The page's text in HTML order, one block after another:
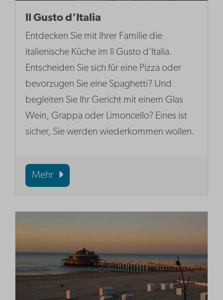
Il Gusto d'Italia
Entdecken Sie mit Ihrer Familie die
italienische Küche im Il Gusto d'Italia.
Entscheiden Sie sich für eine Pizza oder
bevorzugen Sie eine Spaghetti? Und
begleiten Sie Ihr Gericht mit einem Glas
Wein, Grappa oder Limoncello? Eines ist
sicher, Sie werden wiederkommen wollen.
Mehr